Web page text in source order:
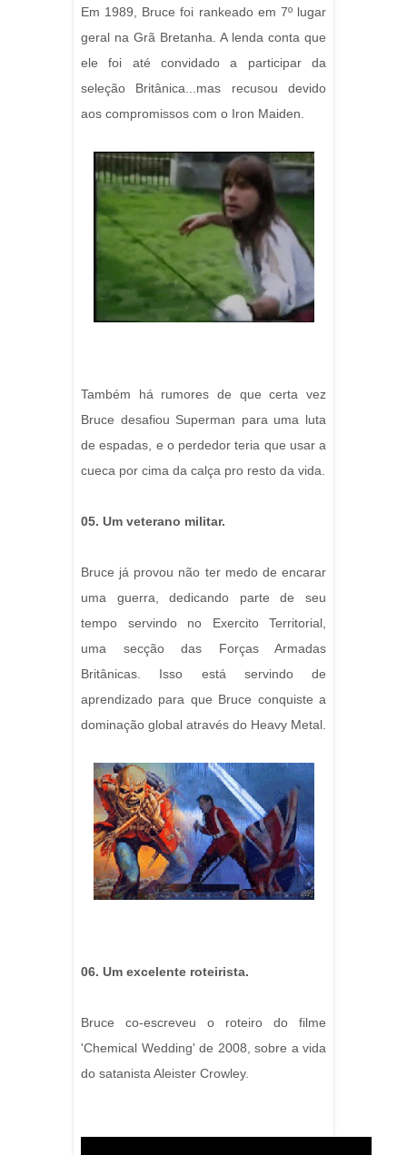
Em 1989, Bruce foi rankeado em 7º lugar
geral na Grã Bretanha. A lenda conta que
ele foi até convidado a participar da
seleção Britânica...mas recusou devido
aos compromissos com o Iron Maiden.
Também há rumores de que certa vez
Bruce desafiou Superman para uma luta
de espadas, e o perdedor teria que usar a
cueca por cima da calça pro resto da vida.
05. Um veterano militar.
Bruce já provou não ter medo de encarar
uma guerra, dedicando parte de seu
tempo servindo no Exercito Territorial,
uma secção das Forças Armadas
Britânicas. Isso está servindo de
aprendizado para que Bruce conquiste a
dominação global através do Heavy Metal.
06. Um excelente roteirista.
Bruce co-escreveu o roteiro do filme
'Chemical Wedding' de 2008, sobre a vida
do satanista Aleister Crowley.